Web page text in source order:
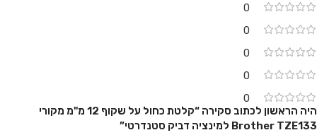
0
0
0
0
0
היה הראשון לכתוב סקירה “קלטת כחול על שקוף 12 מ"מ מקורי
Brother TZE133 למינציה דביק סטנדרטי”